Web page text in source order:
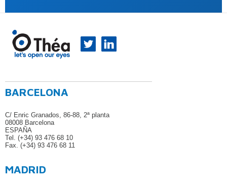
BARCELONA
C/ Enric Granados, 86-88, 2ª planta
08008 Barcelona
ESPAÑA
Tel. (+34) 93 476 68 10
Fax. (+34) 93 476 68 11
MADRID